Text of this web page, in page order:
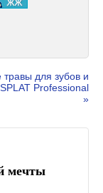
для зубов и
Professional
»
мечты